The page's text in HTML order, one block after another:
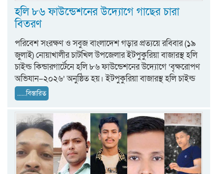
হলি ৮৬ ফাউন্ডেশনের উদ্যোগে গাছের চারা
বিতরণ
পরিবেশ সংরক্ষণ ও সবুজ বাংলাদেশ গড়ার প্রত্যয়ে রবিবার (১৯
জুলাই) নোয়াখালীর চাটখিল উপজেলার ইটপুকুরিয়া বাজারস্থ হলি
চাইল্ড কিন্ডারগার্টেনে হলি ৮৬ ফাউন্ডেশনের উদ্যোগে ‘বৃক্ষরোপণ
অভিযান–২০২৬’ অনুষ্ঠিত হয়। ইটপুকুরিয়া বাজারস্থ হলি চাইল্ড
......বিস্তারিত